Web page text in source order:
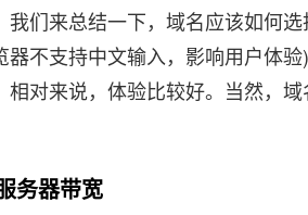
我们来总结一下，域名应该如何
器不支持中文输入，影响用户体
相对来说，体验比较好。当然，
务器带宽